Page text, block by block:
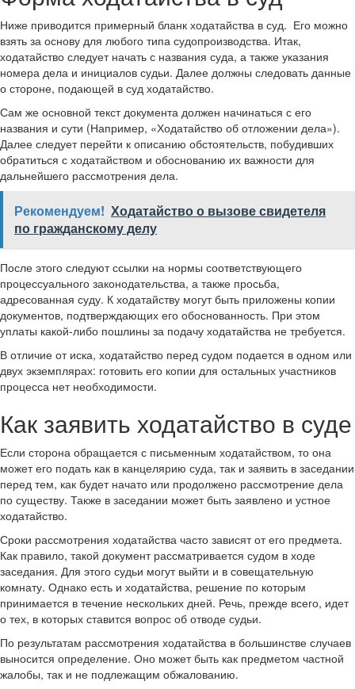
Ниже приводится примерный бланк ходатайства в суд. Его можно
взять за основу для любого типа судопроизводства. Итак,
ходатайство следует начать с названия суда, а также указания
номера дела и инициалов судьи. Далее должны следовать данные
о стороне, подающей в суд ходатайство.
Сам же основной текст документа должен начинаться с его
названия и сути (Например, «Ходатайство об отложении дела»).
Далее следует перейти к описанию обстоятельств, побудивших
обратиться с ходатайством и обоснованию их важности для
дальнейшего рассмотрения дела.
Рекомендуем! Ходатайство о вызове свидетеля
по гражданскому делу
После этого следуют ссылки на нормы соответствующего
процессуального законодательства, а также просьба,
адресованная суду. К ходатайству могут быть приложены копии
документов, подтверждающих его обоснованность. При этом
уплаты какой-либо пошлины за подачу ходатайства не требуется.
В отличие от иска, ходатайство перед судом подается в одном или
двух экземплярах: готовить его копии для остальных участников
процесса нет необходимости.
Как заявить ходатайство в суде
Если сторона обращается с письменным ходатайством, то она
может его подать как в канцелярию суда, так и заявить в заседании
перед тем, как будет начато или продолжено рассмотрение дела
по существу. Также в заседании может быть заявлено и устное
ходатайство.
Сроки рассмотрения ходатайства часто зависят от его предмета.
Как правило, такой документ рассматривается судом в ходе
заседания. Для этого судьи могут выйти и в совещательную
комнату. Однако есть и ходатайства, решение по которым
принимается в течение нескольких дней. Речь, прежде всего, идет
о тех, в которых ставится вопрос об отводе судьи.
По результатам рассмотрения ходатайства в большинстве случаев
выносится определение. Оно может быть как предметом частной
жалобы, так и не подлежащим обжалованию.